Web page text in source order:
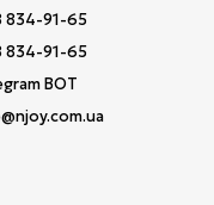
834-91-65
834-91-65
BOT